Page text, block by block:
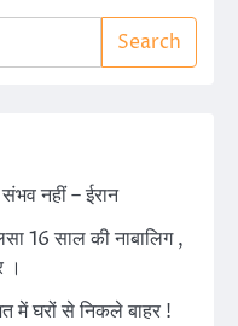
Search
संभव नहीं – ईरान
16 साल की नाबालिग ,
।
में घरों से निकले बाहर !